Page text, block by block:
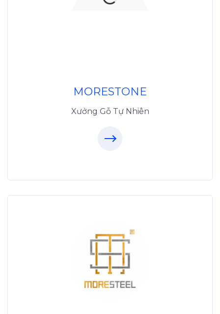
MORESTONE
Xưởng Gỗ Tự Nhiên
Xưởng Inox & Sắt -
MORESTEEL